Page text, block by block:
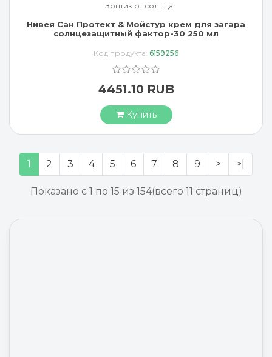
Зонтик от солнца
Нивея Сан Протект & Мойстур крем для загара
солнцезащитный фактор-30 250 мл
Код продукта: 6159256
4451.10 RUB
Купить
1 2 3 4 5 6 7 8 9 > >|
Показано с 1 по 15 из 154(всего 11 страниц)